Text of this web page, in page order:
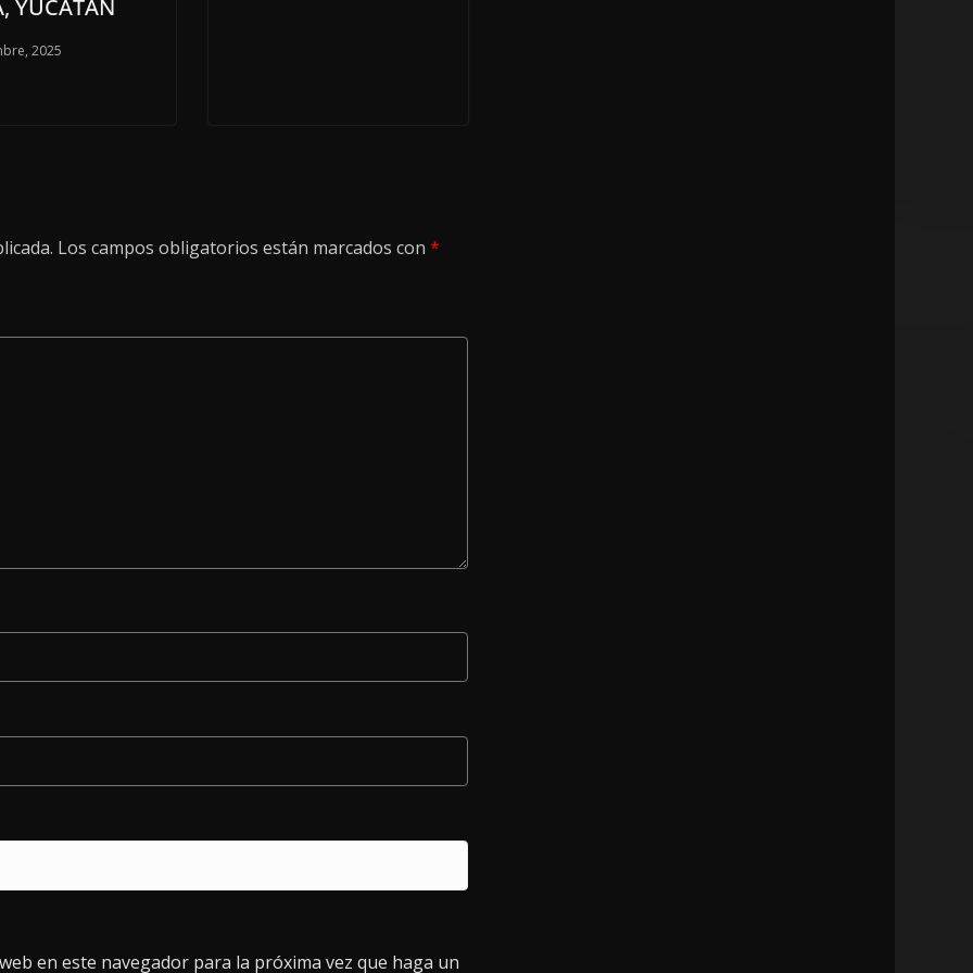
YUCATÁN
2025
Los campos obligatorios están marcados con *
en este navegador para la próxima vez que haga un